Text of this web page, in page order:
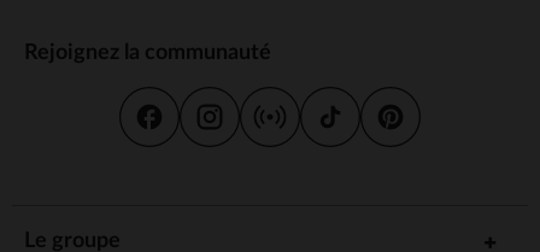
Rejoignez la communauté
Le groupe